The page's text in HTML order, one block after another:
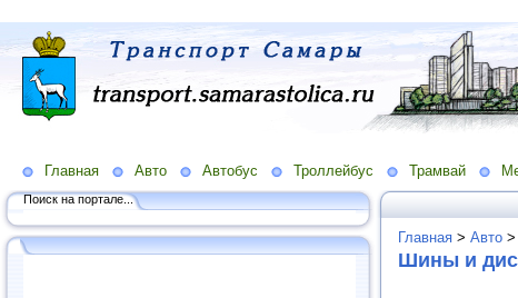
Главная Авто Автобус Троллейбус Трамвай
Поиск на портале...
Главная > Авто >
Шины и